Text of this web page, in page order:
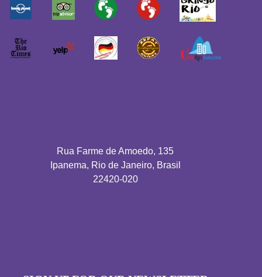
Rua Farme de Amoedo, 135
Ipanema, Rio de Janeiro, Brasil
22420-020